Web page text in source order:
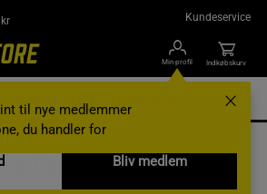
Kundeservice
Min profil
til nye medlemmer
du handler for
Bliv medlem
Indkøbskurv
g Cocos